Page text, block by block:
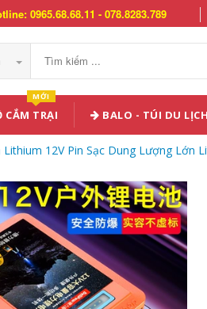
0965.68.68.11 - 078.8283.789
CẮM TRẠI
MỚI
BALO - TÚI DU LỊCH
Lithium 12V Pin Sạc Dung Lượng Lớn